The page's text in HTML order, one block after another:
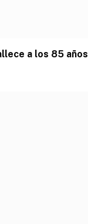
a los 85 años